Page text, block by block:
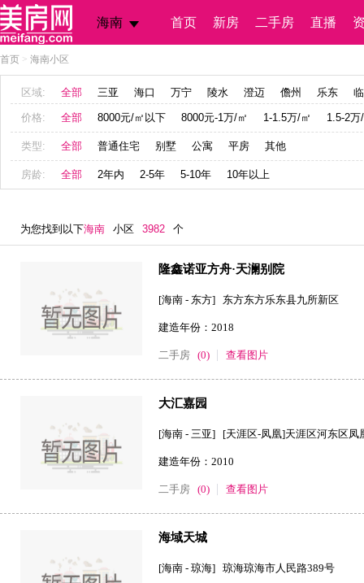
海南 首页 新房 二手房 直播
首页 > 海南小区
区域: 全部 三亚 海口 万宁 陵水 澄迈 儋州 乐东
价格: 全部 8000元/㎡以下 8000元-1万/㎡ 1-1.5万/㎡ 1.5-2万
类型: 全部 普通住宅 别墅 公寓 平房 其他
房龄: 全部 2年内 2-5年 5-10年 10年以上
为您找到以下海南 小区 3982 个
隆鑫诺亚方舟·天澜别院
[海南 - 东方] 东方东方乐东县九所新区
建造年份：2018
二手房 (0) 查看图片
大汇嘉园
[海南 - 三亚] [天涯区-凤凰]天涯区河东区凤
建造年份：2010
二手房 (0) 查看图片
海域天城
[海南 - 琼海] 琼海琼海市人民路389号